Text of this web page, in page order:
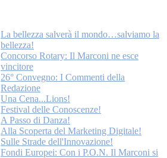
La bellezza salverà il mondo…salviamo la
bellezza!
Concorso Rotary: Il Marconi ne esce
vincitore
26° Convegno: I Commenti della
Redazione
Una Cena...Lions!
Festival delle Conoscenze!
A Passo di Danza!
Alla Scoperta del Marketing Digitale!
Sulle Strade dell'Innovazione!
Fondi Europei: Con i P.O.N. Il Marconi si